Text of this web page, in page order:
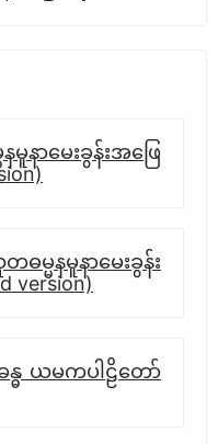
မူနာမေးခွန်းအဖြေ
ဓမ္မနမူနာမေးခွန်း
version)
ဓ ယမကပါဠိတော်